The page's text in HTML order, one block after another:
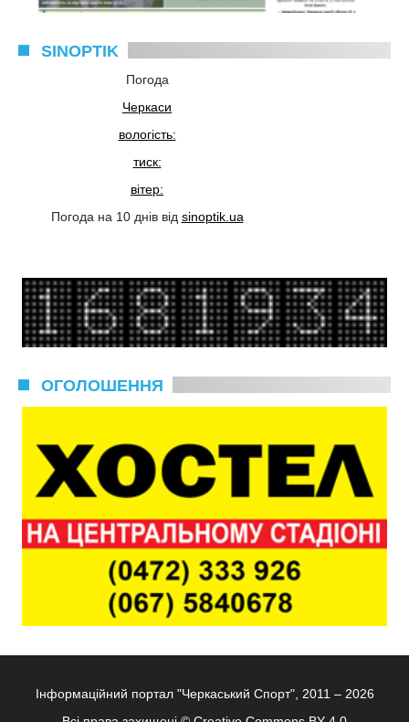
SINOPTIK
Погода
Черкаси
вологість:
тиск:
вітер:
Погода на 10 днів від sinoptik.ua
ОГОЛОШЕННЯ
Інформаційний портал "Черкаський Спорт", 2011 – 2026